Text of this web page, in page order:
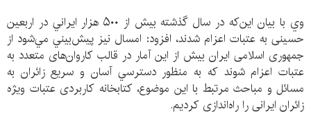
وي با بيان اين‌كه در سال گذشته بيش از ۵۰۰ هزار ايراني در اربعين
حسينی به عتبات اعزام شدند، افزود: امسال نيز پيش‌بيني مي‌شود از
جمهوری اسلامی ايران بيش از اين آمار در قالب كاروان‌های متعدد به
عتبات اعزام شوند كه به منظور دسترسي آسان و سريع زائران به
مسائل و مباحث مرتبط با اين موضوع، كتابخانه كاربردی عتبات ويژه
زائران ايرانی را راه‌اندازی كرديم.